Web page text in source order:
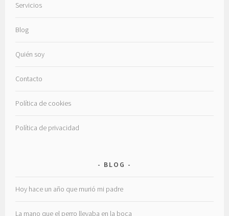
Servicios
Blog
Quién soy
Contacto
Política de cookies
Política de privacidad
BLOG
Hoy hace un año que murió mi padre
La mano que el perro llevaba en la boca